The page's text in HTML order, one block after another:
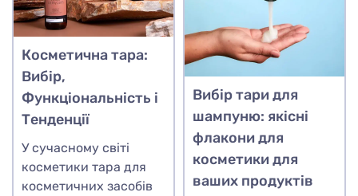
Косметична тара:
Вибір,
Функціональність і
Тенденції
У сучасному світі
косметики тара для
косметичних засобів
Вибір тари для
шампуню: якісні
флакони для
косметики для
ваших продуктів